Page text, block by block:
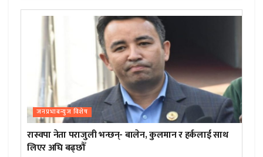
जनप्रभाबन्युज विशेष
रास्वपा नेता पराजुली भन्छन्- बालेन, कुलमान र हर्कलाई साथ
लिएर अघि बढ्छौँ